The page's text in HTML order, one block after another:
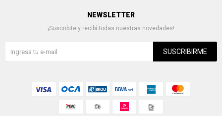
NEWSLETTER
¡Suscribite y recibí todas nuestras novedades!
SUSCRIBIRME